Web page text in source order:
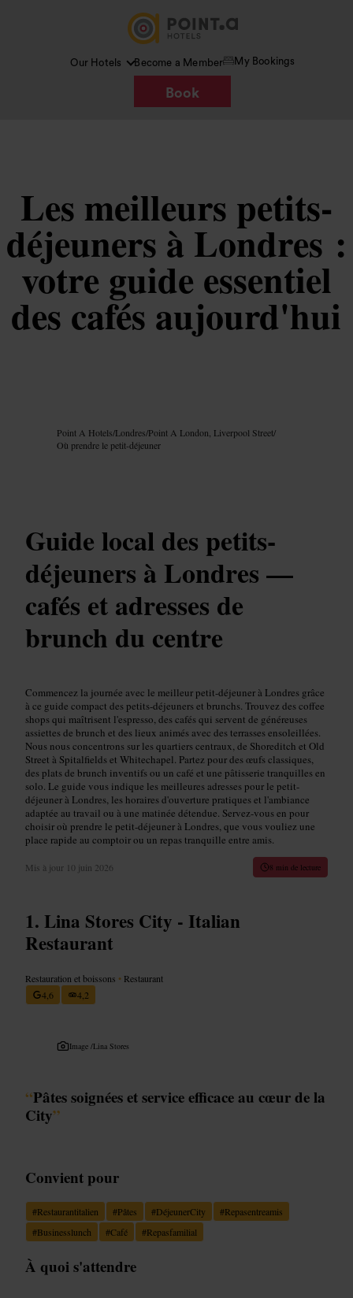
Our Hotels Become a Member My Bookings
Book
Les meilleurs petits-
déjeuners à Londres :
votre guide essentiel
des cafés aujourd'hui
Point A Hotels/Londres/Point A London, Liverpool Street/
Où prendre le petit-déjeuner
Guide local des petits-
déjeuners à Londres —
cafés et adresses de
brunch du centre
Commencez la journée avec le meilleur petit-déjeuner à Londres grâce
à ce guide compact des petits-déjeuners et brunchs. Trouvez des coffee
shops qui maîtrisent l'espresso, des cafés qui servent de généreuses
assiettes de brunch et des lieux animés avec des terrasses ensoleillées.
Nous nous concentrons sur les quartiers centraux, de Shoreditch et Old
Street à Spitalfields et Whitechapel. Partez pour des œufs classiques,
des plats de brunch inventifs ou un café et une pâtisserie tranquilles en
solo. Le guide vous indique les meilleures adresses pour le petit-
déjeuner à Londres, les horaires d'ouverture pratiques et l'ambiance
adaptée au travail ou à une matinée détendue. Servez-vous en pour
choisir où prendre le petit-déjeuner à Londres, que vous vouliez une
place rapide au comptoir ou un repas tranquille entre amis.
Mis à jour 10 juin 2026 8 min de lecture
Lina Stores City - Italian
Restaurant
Restauration et boissons • Restaurant
4,6
4,2
Image /Lina Stores
“Pâtes soignées et service efficace au cœur de la
City”
Convient pour
#Restaurantitalien #Pâtes #DéjeunerCity #Repasentreamis
#Businesslunch #Café #Repasfamilial
À quoi s'attendre